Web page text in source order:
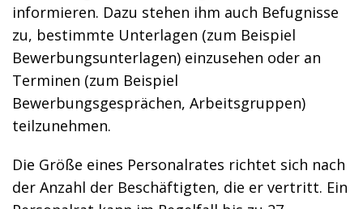
informieren. Dazu stehen ihm auch Befugnisse
zu, bestimmte Unterlagen (zum Beispiel
Bewerbungsunterlagen) einzusehen oder an
Terminen (zum Beispiel
Bewerbungsgesprächen, Arbeitsgruppen)
teilzunehmen.
Die Größe eines Personalrates richtet sich nach
der Anzahl der Beschäftigten, die er vertritt. Ein